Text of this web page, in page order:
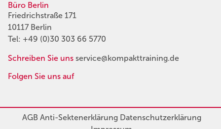
Büro Berlin
Friedrichstraße 171
10117 Berlin
Tel: +49 (0)30 303 66 5770
Schreiben Sie uns service@kompakttraining.de
Folgen Sie uns auf
AGBAnti-SektenerklärungDatenschutzerklärung